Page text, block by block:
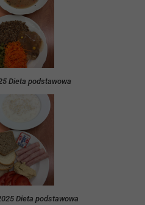
Dieta podstawowa
Dieta podstawowa